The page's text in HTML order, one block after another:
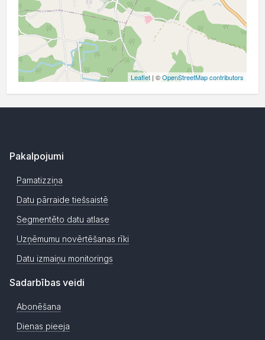
Leaflet | ©OpenStreetMap contributors
Pakalpojumi
Pamatizziņa
Datu pārraide tiešsaistē
Segmentēto datu atlase
Uzņēmumu novērtēšanas rīki
Datu izmaiņu monitorings
Sadarbības veidi
Abonēšana
Dienas pieeja